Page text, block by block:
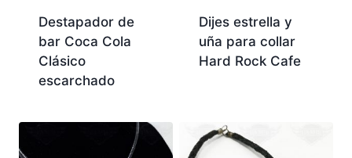
Destapador de
bar Coca Cola
Clásico
escarchado
Dijes estrella y
uña para collar
Hard Rock Cafe